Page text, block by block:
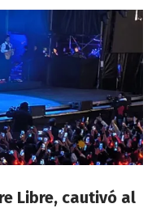
Libre, cautivó al